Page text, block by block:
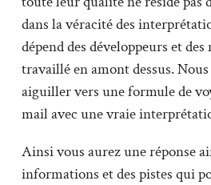
dans la véracité des
dépend des développeurs et
travaillé en amont dessus.
aiguiller vers une formule de
mail avec une vraie
Ainsi vous aurez une réponse
informations et des pistes qui